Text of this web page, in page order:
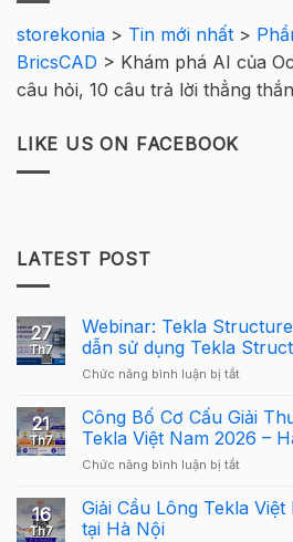
storekonia > Tin mới nhất >
BricsCAD > Khám phá AI của
câu hỏi, 10 câu trả lời thẳng thắn
LIKE US ON FACEBOOK
LATEST POST
27
Th7
Webinar: Tekla
dẫn sử dụng Tekla
Chức năng bình luận bị tắtở
Tekla
Carbon
–
dẫn
21
Th7
Công Bố Cơ Cấu Giải
Tekla Việt Nam 2026 –
Chức năng bình luận bị tắtở
Bố
16
Th7
Giải Cầu Lông Tekla
tại Hà Nội